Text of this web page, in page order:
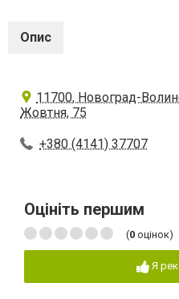
Опис
11700, Новоград-
Жовтня, 75
+380 (4141) 37707
Оцініть першим
(0 оцінок)
Я